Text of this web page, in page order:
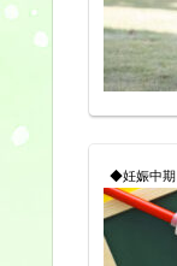
◆妊娠中期